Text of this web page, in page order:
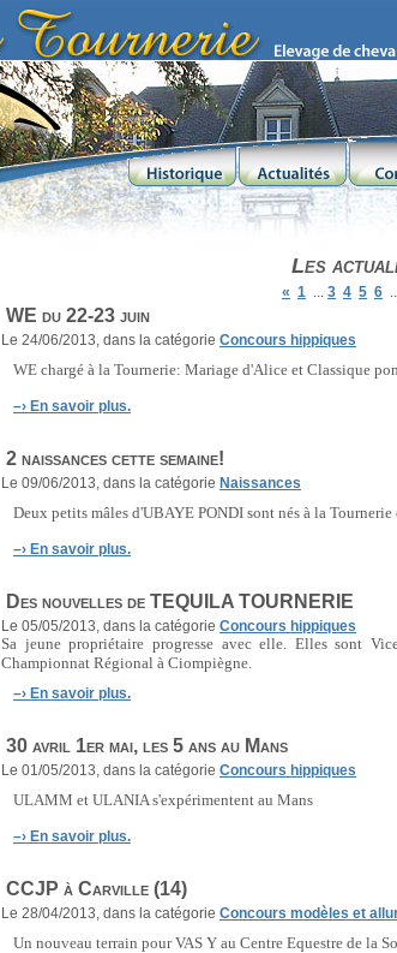
Les
« 1 ... 3 4 5 6
WE du 22-23 juin
Le 24/06/2013, dans la catégorie Concours hippiques
WE chargé à la Tournerie: Mariage d'Alice et Classique
–› En savoir plus.
2 naissances cette semaine!
Le 09/06/2013, dans la catégorie Naissances
Deux petits mâles d'UBAYE PONDI sont nés à la Tournerie
–› En savoir plus.
Des nouvelles de TEQUILA TOURNERIE
Le 05/05/2013, dans la catégorie Concours hippiques
Sa jeune propriétaire progresse avec elle. Elles sont
Championnat Régional à Ciompiègne.
–› En savoir plus.
30 avril 1er mai, les 5 ans au Mans
Le 01/05/2013, dans la catégorie Concours hippiques
ULAMM et ULANIA s'expérimentent au Mans
–› En savoir plus.
CCJP à Carville (14)
Le 28/04/2013, dans la catégorie Concours modèles et
Un nouveau terrain pour VAS Y au Centre Equestre de la